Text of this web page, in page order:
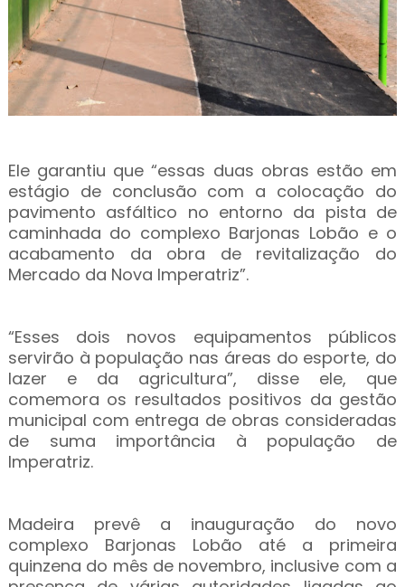
Ele garantiu que “essas duas obras estão em
estágio de conclusão com a colocação do
pavimento asfáltico no entorno da pista de
caminhada do complexo Barjonas Lobão e o
acabamento da obra de revitalização do
Mercado da Nova Imperatriz”.
“Esses dois novos equipamentos públicos
servirão à população nas áreas do esporte, do
lazer e da agricultura”, disse ele, que
comemora os resultados positivos da gestão
municipal com entrega de obras consideradas
de suma importância à população de
Imperatriz.
Madeira prevê a inauguração do novo
complexo Barjonas Lobão até a primeira
quinzena do mês de novembro, inclusive com a